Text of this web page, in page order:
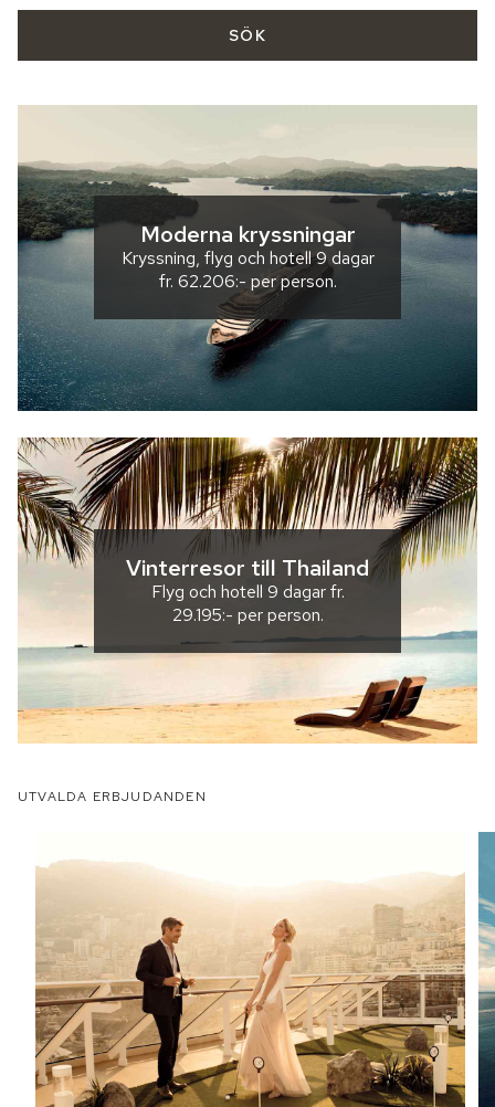
SÖK
Moderna kryssningar
Kryssning, flyg och hotell9 dagar
fr. 62.206:- per person.
Vinterresor till Thailand
Flyg och hotell 9 dagarfr.
29.195:- per person.
UTVALDA ERBJUDANDEN